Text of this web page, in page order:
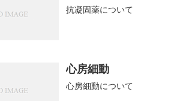
抗凝固薬について
心房細動
心房細動について